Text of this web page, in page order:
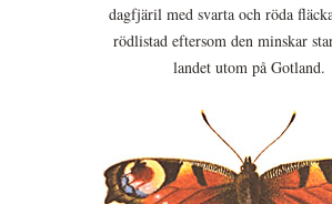
dagfjäril med svarta och röda
rödlistad eftersom den minskar
landet utom på Gotland.